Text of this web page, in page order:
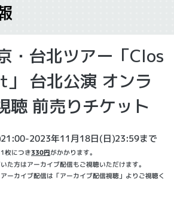
・台北ツアー「Clos
台北公演 オンラ
聴 前売りチケット
2023年11月18日(日)23:59まで
枚につき330円がかかります。
た方はアーカイブ配信もご視聴いただけます。
ーカイブ配信は「アーカイブ配信視聴」よりご視聴く